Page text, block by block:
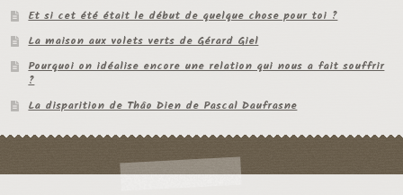
Et si cet été était le début de quelque chose pour toi ?
La maison aux volets verts de Gérard Giel
Pourquoi on idéalise encore une relation qui nous a fait souffrir
?
La disparition de Thâo Dien de Pascal Daufrasne